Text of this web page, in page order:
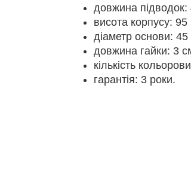
довжина підводок:
висота корпусу:
діаметр основи:
довжина гайки: 3
кількість
гарантія: 3 роки.